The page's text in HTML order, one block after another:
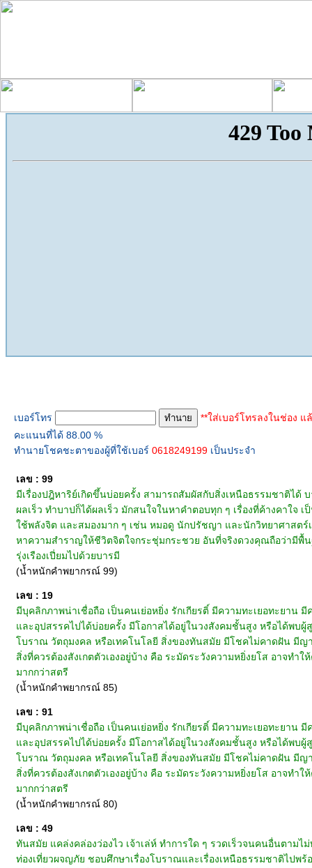
เบอร์โทร
**ใส่เบอร์โทรลงในช่อง แ
คะแนนที่ได้ 88.00 %
ทำนายโชคชะตาของผู้ที่ใช้เบอร์ 0618249199 เป็นประจำ
เลข : 99
มีเรื่องปฎิหาริย์เกิดขึ้นบ่อยครั้ง สามารถสัมผัสกับสิ่งเหนือธรรมชาติได้
ผลเร็ว ทำบาปก็ได้ผลเร็ว มักสนใจในหาคำตอบทุก ๆ เรื่องที่ค้างคาใ
ใช้พลังจิต และสมองมาก ๆ เช่น หมอดู นักปรัชญา และนักวิทยาศาสต
หาความสำราญให้ชีวิตจิตใจกระชุ่มกระชวย อันที่จริงดวงคุณถือว่ามีพื้
รุ่งเรืองเปี่ยมไปด้วยบารมี
(น้ำหนักคำพยากรณ์ 99)
เลข : 19
มีบุคลิกภาพน่าเชื่อถือ เป็นคนเย่อหยิ่ง รักเกียรติ์ มีความทะเยอทะยา
และอุปสรรคไปได้บ่อยครั้ง มีโอกาสได้อยู่ในวงสังคมชั้นสูง หรือได้พบ
โบราณ วัตถุมงคล หรือเทคโนโลยี สิ่งของทันสมัย มีโชคไม่คาดฝัน มีญ
สิ่งที่ควรต้องสังเกตตัวเองอยู่บ้าง คือ ระมัดระวังความหยิ่งยโส อาจท
มากกว่าสตรี
(น้ำหนักคำพยากรณ์ 85)
เลข : 91
มีบุคลิกภาพน่าเชื่อถือ เป็นคนเย่อหยิ่ง รักเกียรติ์ มีความทะเยอทะยา
และอุปสรรคไปได้บ่อยครั้ง มีโอกาสได้อยู่ในวงสังคมชั้นสูง หรือได้พบ
โบราณ วัตถุมงคล หรือเทคโนโลยี สิ่งของทันสมัย มีโชคไม่คาดฝัน มีญ
สิ่งที่ควรต้องสังเกตตัวเองอยู่บ้าง คือ ระมัดระวังความหยิ่งยโส อาจท
มากกว่าสตรี
(น้ำหนักคำพยากรณ์ 80)
เลข : 49
ทันสมัย แคล่งคล่องว่องไว เจ้าเล่ห์ ทำการใด ๆ รวดเร็วจนคนอื่นตา
ท่องเที่ยวผจญภัย ชอบศึกษาเรื่องโบราณและเรื่องเหนือธรรมชาติไป